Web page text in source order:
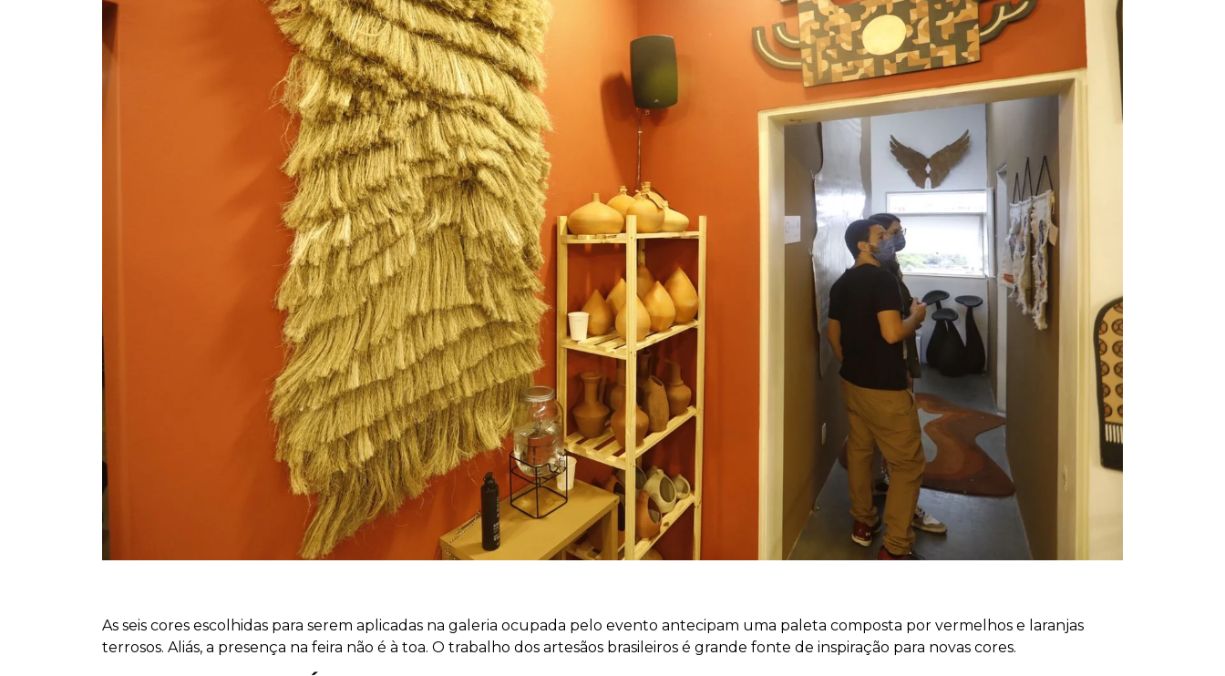
As seis cores escolhidas para serem aplicadas na galeria ocupada pelo evento antecipam uma paleta composta por vermelhos e laranjas
terrosos. Aliás, a presença na feira não é à toa. O trabalho dos artesãos brasileiros é grande fonte de inspiração para novas cores.